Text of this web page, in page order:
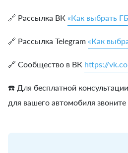
🔗 Рассылка ВК «Как выбрать
🔗 Рассылка Telegram «Как
🔗 Сообщество в ВК https://
☎️ Для бесплатной
для вашего автомобиля